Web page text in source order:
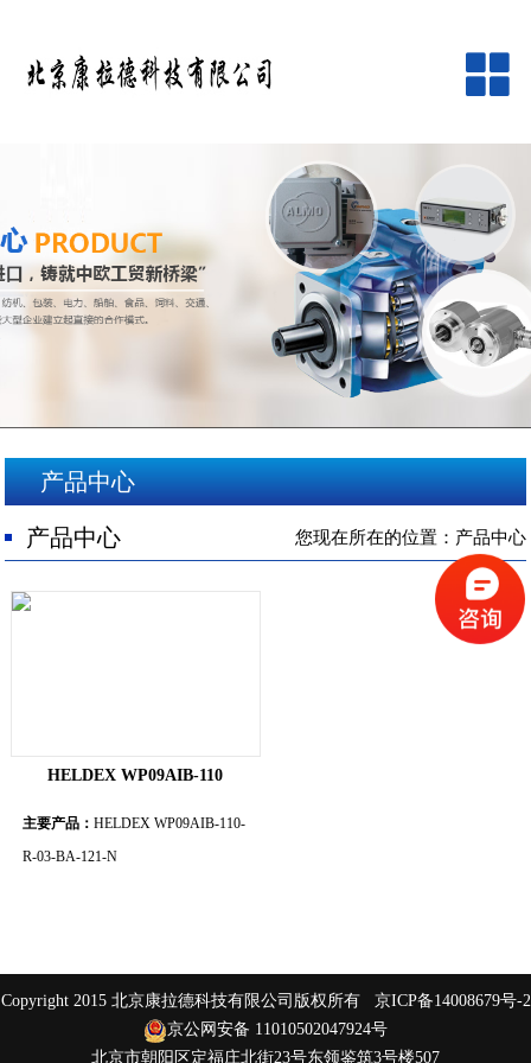
网站首页
公司简介
产品中心
品牌中心
新闻资讯
客户服务
在线留言
人才招聘
产品中心
产品中心 您现在所在的位置：产品中心
HELDEX WP09AIB-110
主要产品： HELDEX WP09AIB-110-
R-03-BA-121-N
Copyright 2015 北京康拉德科技有限公司版权所有 京ICP备14008679号-2
京公网安备 11010502047924号
北京市朝阳区定福庄北街23号东领鉴筑3号楼507